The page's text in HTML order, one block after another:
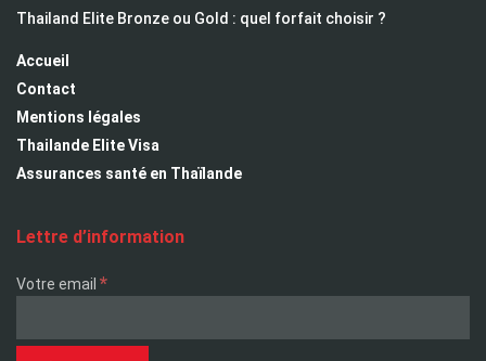
Thailand Elite Bronze ou Gold : quel forfait choisir ?
Accueil
Contact
Mentions légales
Thailande Elite Visa
Assurances santé en Thaïlande
Lettre d’information
Votre email *